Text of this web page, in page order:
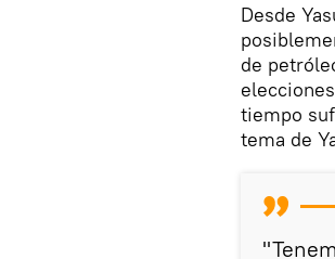
Desde
de
tiempo
tema de